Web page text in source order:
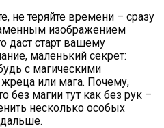
не теряйте времени – сразу
изображением
даст старт вашему
маленький секрет:
с магическими
или мага. Почему,
без магии тут как без рук –
несколько особых